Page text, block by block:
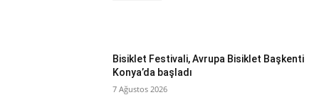
Bisiklet Festivali, Avrupa Bisiklet Başkenti
Konya’da başladı
7 Ağustos 2026